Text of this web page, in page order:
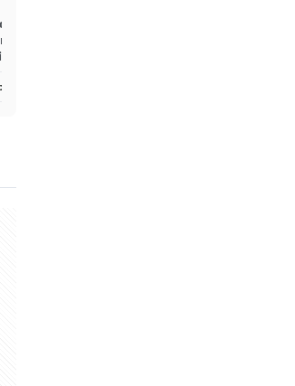
do Barcelona dispara
Mundial de Clubes: ‘Por que